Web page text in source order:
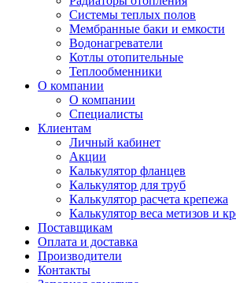
Системы теплых полов
Мембранные баки и емкости
Водонагреватели
Котлы отопительные
Теплообменники
О компании
О компании
Специалисты
Клиентам
Личный кабинет
Акции
Калькулятор фланцев
Калькулятор для труб
Калькулятор расчета крепежа
Калькулятор веса метизов и
Поставщикам
Оплата и доставка
Производители
Контакты